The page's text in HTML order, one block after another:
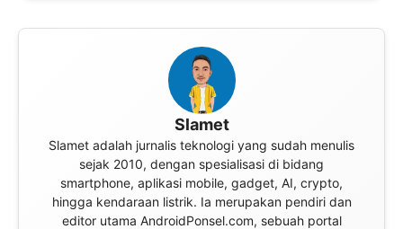
Slamet
Slamet adalah jurnalis teknologi yang sudah menulis
sejak 2010, dengan spesialisasi di bidang
smartphone, aplikasi mobile, gadget, AI, crypto,
hingga kendaraan listrik. Ia merupakan pendiri dan
editor utama AndroidPonsel.com, sebuah portal